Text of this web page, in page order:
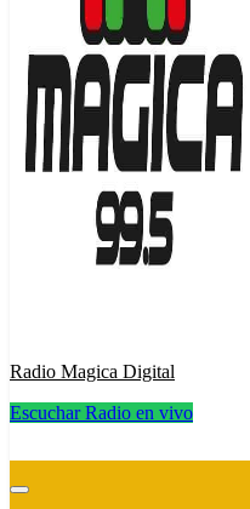
Radio Magica Digital
Escuchar Radio en vivo